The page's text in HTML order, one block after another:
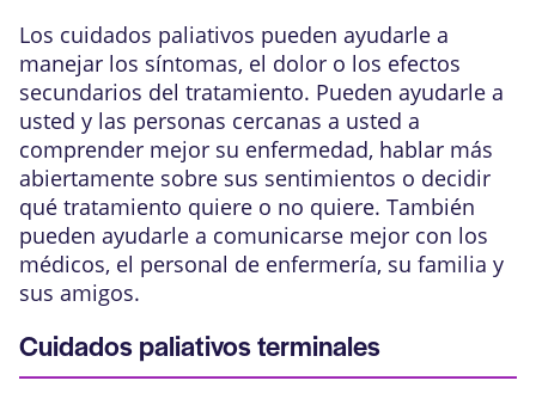
Los cuidados paliativos pueden ayudarle a
manejar los síntomas, el dolor o los efectos
secundarios del tratamiento. Pueden ayudarle a
usted y las personas cercanas a usted a
comprender mejor su enfermedad, hablar más
abiertamente sobre sus sentimientos o decidir
qué tratamiento quiere o no quiere. También
pueden ayudarle a comunicarse mejor con los
médicos, el personal de enfermería, su familia y
sus amigos.
Cuidados paliativos terminales